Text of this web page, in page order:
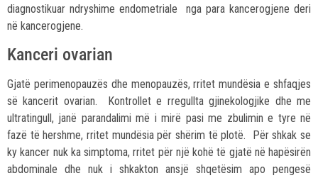
diagnostikuar ndryshime endometriale nga para kancerogjene deri
në kancerogjene.
Kanceri ovarian
Gjatë perimenopauzës dhe menopauzës, rritet mundësia e shfaqjes
së kancerit ovarian. Kontrollet e rregullta gjinekologjike dhe me
ultratingull, janë parandalimi më i mirë pasi me zbulimin e tyre në
fazë të hershme, rritet mundësia për shërim të plotë. Për shkak se
ky kancer nuk ka simptoma, rritet për një kohë të gjatë në hapësirën
abdominale dhe nuk i shkakton ansjë shqetësim apo pengesë